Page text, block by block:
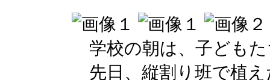
学校の朝は、子ども
先日、縦割り班で植